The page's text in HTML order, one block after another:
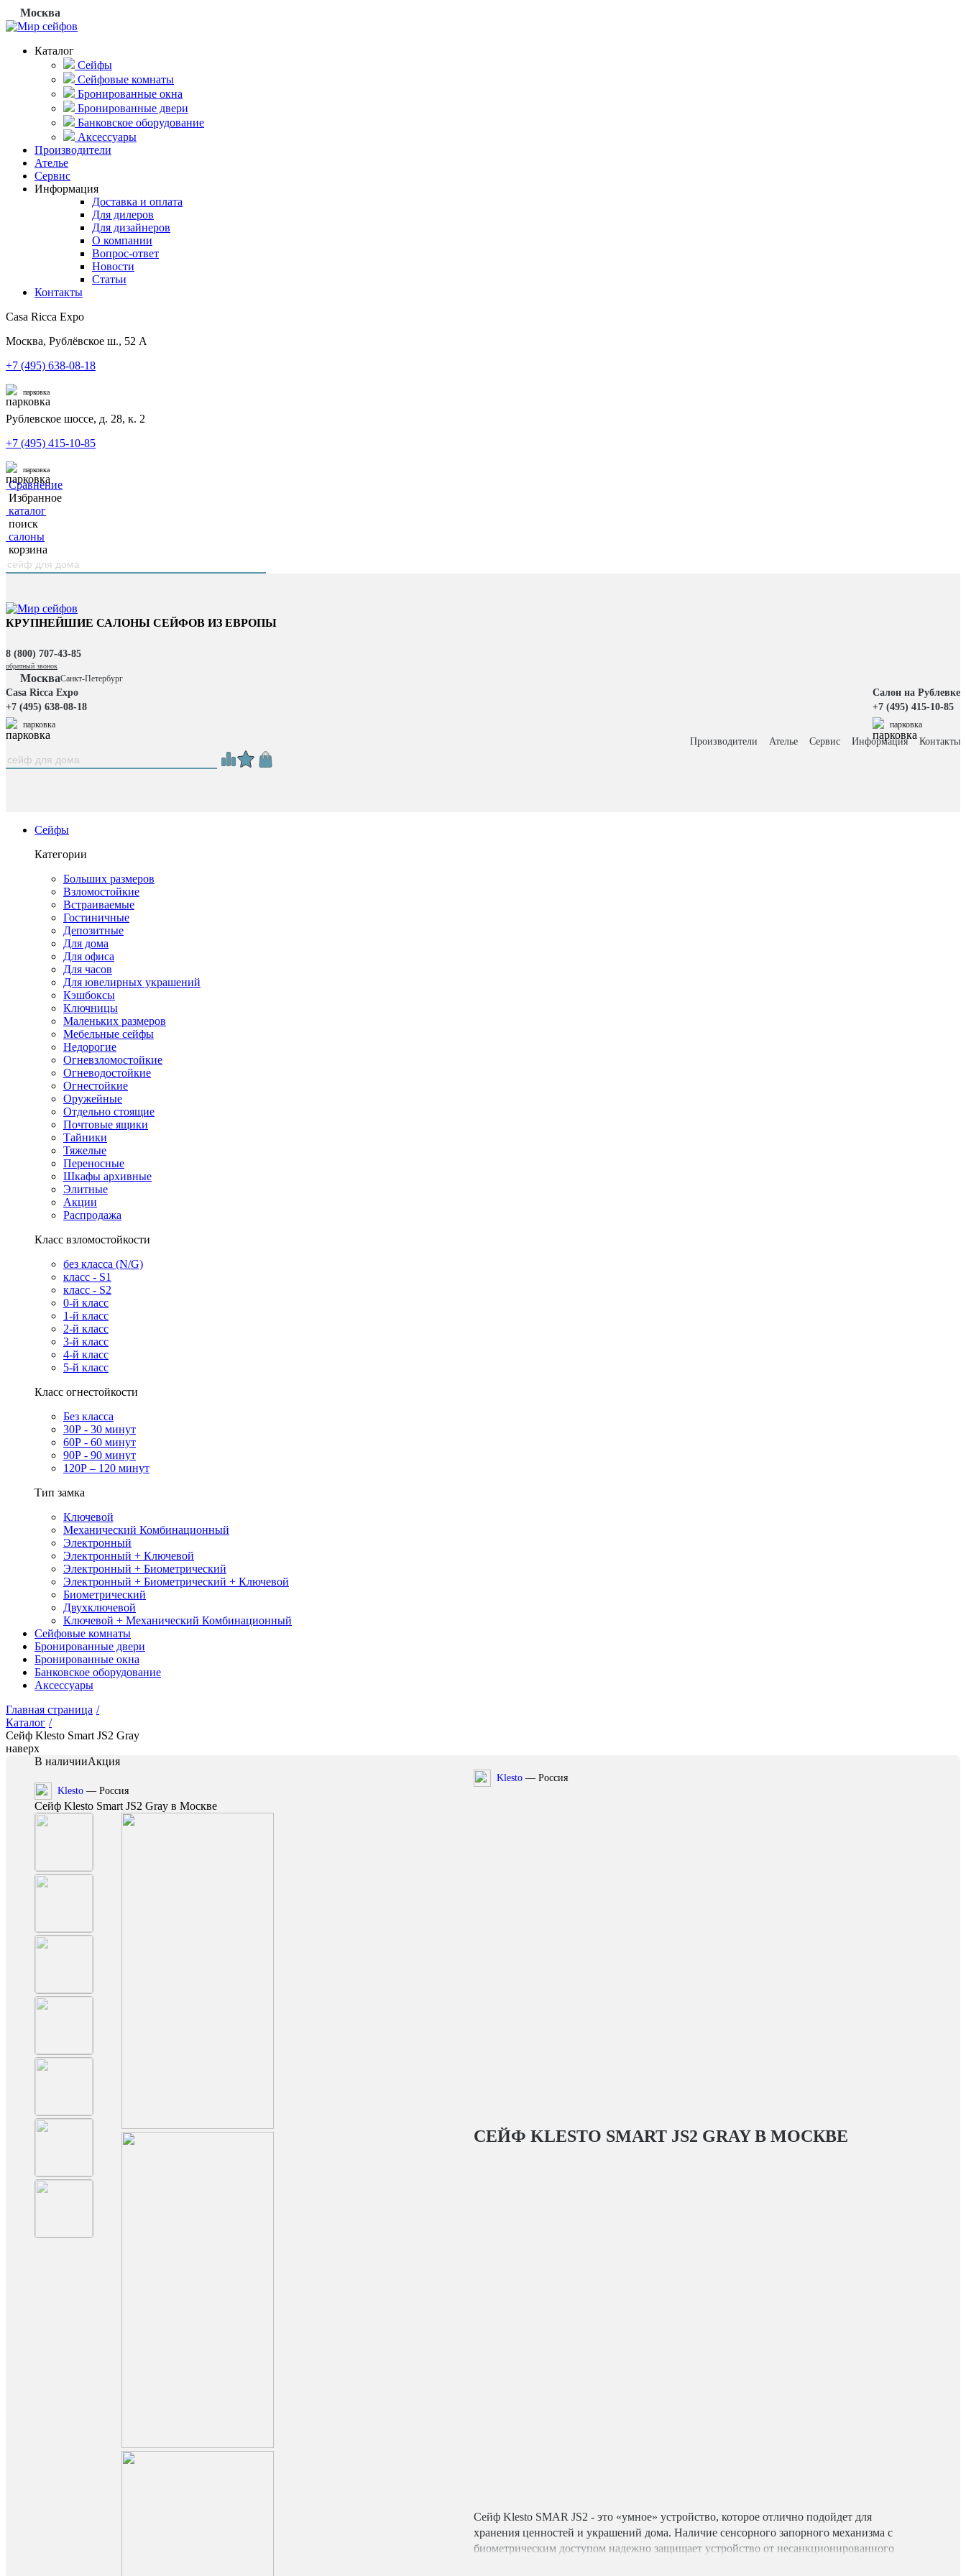
Москва
Каталог
Сейфы
Сейфовые комнаты
Бронированные окна
Бронированные двери
Банковское оборудование
Аксессуары
Производители
Ателье
Сервис
Информация
Доставка и оплата
Для дилеров
Для дизайнеров
О компании
Вопрос-ответ
Новости
Статьи
Контакты
Casa Ricca Expo
Москва, Рублёвское ш., 52 А
+7 (495) 638-08-18
парковка
Рублевское шоссе, д. 28, к. 2
+7 (495) 415-10-85
парковка
Сравнение
Избранное
каталог
поиск
салоны
корзина
КРУПНЕЙШИЕ САЛОНЫ СЕЙФОВ ИЗ ЕВРОПЫ
8 (800) 707-43-85
обратный звонок
МоскваСанкт-Петербург
Casa Ricca Expo
+7 (495) 638-08-18
парковка
Салон на Рублевке
+7 (495) 415-10-85
парковка
Производители Ателье Сервис Информация Контакты
Сейфы
Категории
Больших размеров
Взломостойкие
Встраиваемые
Гостиничные
Депозитные
Для дома
Для офиса
Для часов
Для ювелирных украшений
Кэшбоксы
Ключницы
Маленьких размеров
Мебельные сейфы
Недорогие
Огневзломостойкие
Огневодостойкие
Огнестойкие
Оружейные
Отдельно стоящие
Почтовые ящики
Тайники
Тяжелые
Переносные
Шкафы архивные
Элитные
Акции
Распродажа
Класс взломостойкости
без класса (N/G)
класс - S1
класс - S2
0-й класс
1-й класс
2-й класс
3-й класс
4-й класс
5-й класс
Класс огнестойкости
Без класса
30Р - 30 минут
60Р - 60 минут
90Р - 90 минут
120Р – 120 минут
Тип замка
Ключевой
Механический Комбинационный
Электронный
Электронный + Ключевой
Электронный + Биометрический
Электронный + Биометрический + Ключевой
Биометрический
Двухключевой
Ключевой + Механический Комбинационный
Сейфовые комнаты
Бронированные двери
Бронированные окна
Банковское оборудование
Аксессуары
Главная страница /
Каталог /
Сейф Klesto Smart JS2 Gray
наверх
В наличииАкция
Klesto — Россия
Сейф Klesto Smart JS2 Gray в Москве
Klesto — Россия
СЕЙФ KLESTO SMART JS2 GRAYВ МОСКВЕ
Сейф Klesto SMAR JS2 - это «умное» устройство, которое отлично подойдет для
хранения ценностей и украшений дома. Наличие сенсорного запорного механизма с
биометрическим доступом надежно защищает устройство от несанкционированного